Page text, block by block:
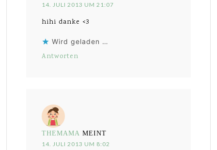
14. JULI 2013 UM 21:07
hihi danke <3
Wird geladen …
Antworten
THEMAMA MEINT
14. JULI 2013 UM 8:02